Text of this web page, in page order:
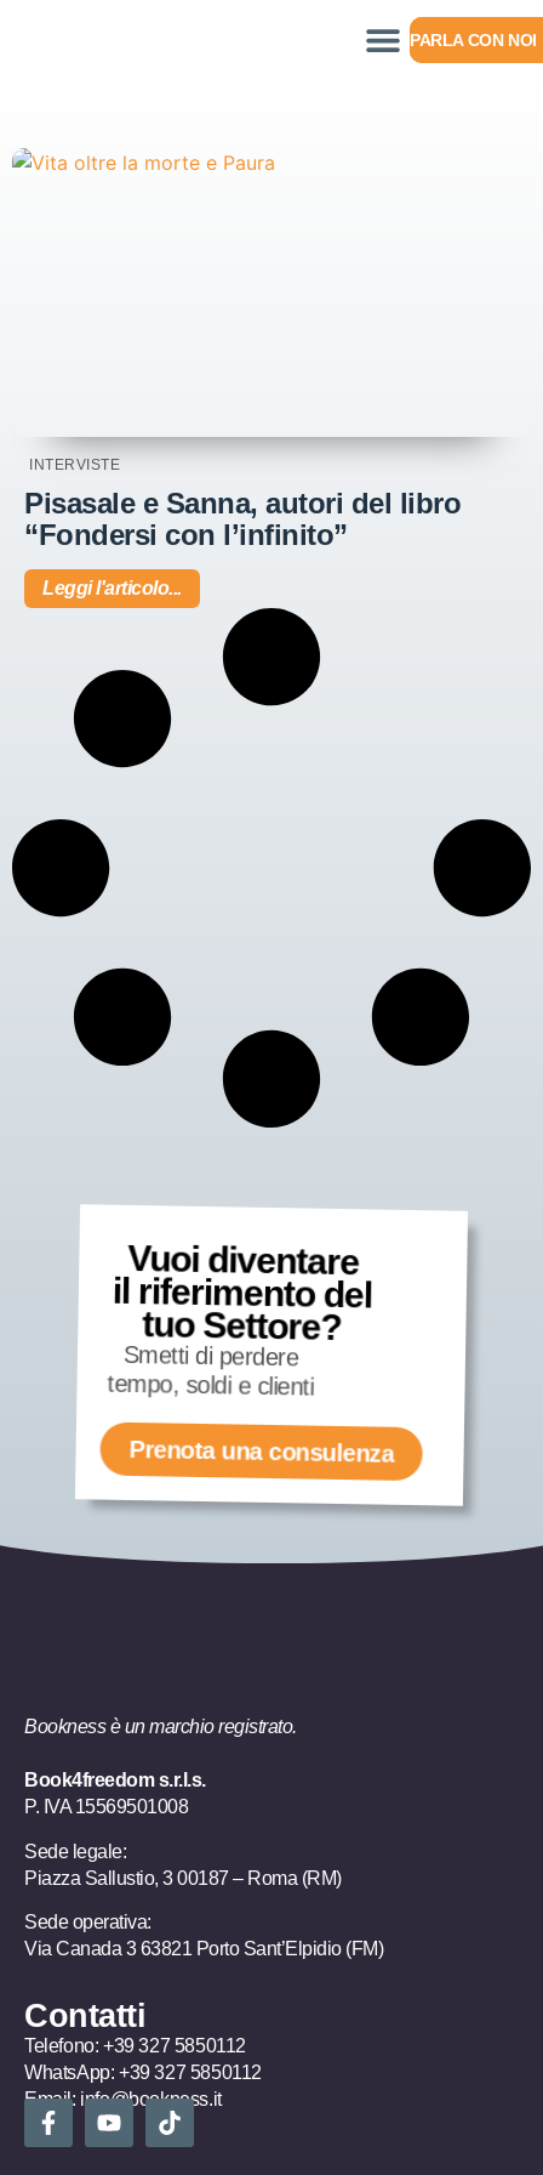
PARLA CON NOI
INTERVISTE
Pisasale e Sanna, autori del libro
“Fondersi con l’infinito”
Leggi l'articolo...
Vuoi diventare
il riferimento del
tuo Settore?
Smetti di perdere
tempo, soldi e clienti
Prenota una consulenza
Bookness è un marchio registrato.
Book4freedom s.r.l.s.
P. IVA ​15569501008
Sede legale:
Piazza Sallustio, 3 00187 – Roma (RM)
Sede operativa:
Via Canada 3 63821 Porto Sant’Elpidio (FM)
Contatti
Telefono: +39 327 5850112
WhatsApp: +39 327 5850112
Email: info@bookness.it